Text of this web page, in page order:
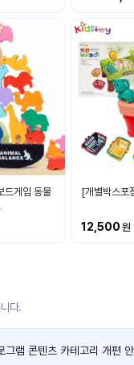
드게임 동물
[개별박스포
12,500
다.
그램 콘텐츠 카테고리 개편